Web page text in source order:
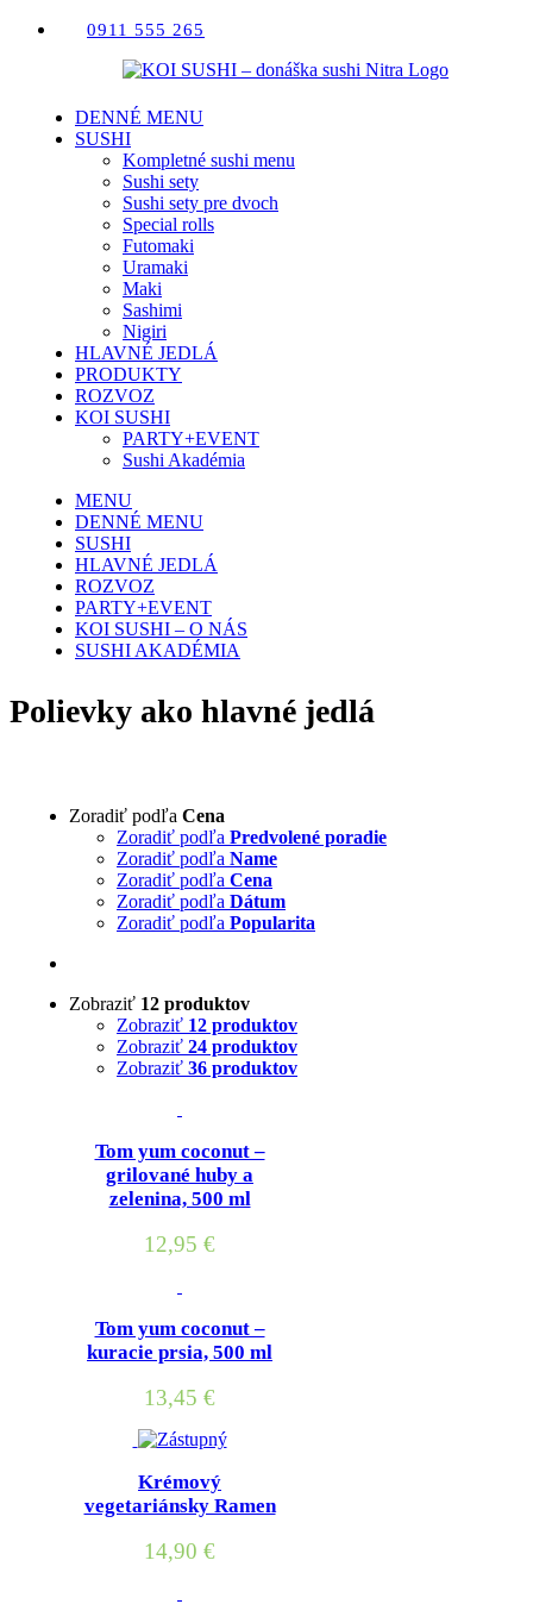
Skip
0911 555 265
DENNÉ MENU
SUSHI
Kompletné sushi menu
Sushi sety
Sushi sety pre dvoch
Special rolls
Futomaki
Uramaki
Maki
Sashimi
Nigiri
HLAVNÉ JEDLÁ
PRODUKTY
ROZVOZ
KOI SUSHI
PARTY+EVENT
Sushi Akadémia
MENU
DENNÉ MENU
SUSHI
HLAVNÉ JEDLÁ
ROZVOZ
PARTY+EVENT
KOI SUSHI – O NÁS
SUSHI AKADÉMIA
Polievky ako hlavné jedlá
Zoradiť podľa Cena
Zoradiť podľa Predvolené poradie
Zoradiť podľa Name
Zoradiť podľa Cena
Zoradiť podľa Dátum
Zoradiť podľa Popularita
Zobraziť 12 produktov
Zobraziť 12 produktov
Zobraziť 24 produktov
Zobraziť 36 produktov
Tom yum coconut –
grilované huby a
zelenina, 500 ml
12,95 €
Tom yum coconut –
kuracie prsia, 500 ml
13,45 €
Krémový
vegetariánsky Ramen
14,90 €